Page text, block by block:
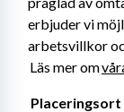
erbjuder vi
arbetsvillkor
Läs mer om
Placeringsort